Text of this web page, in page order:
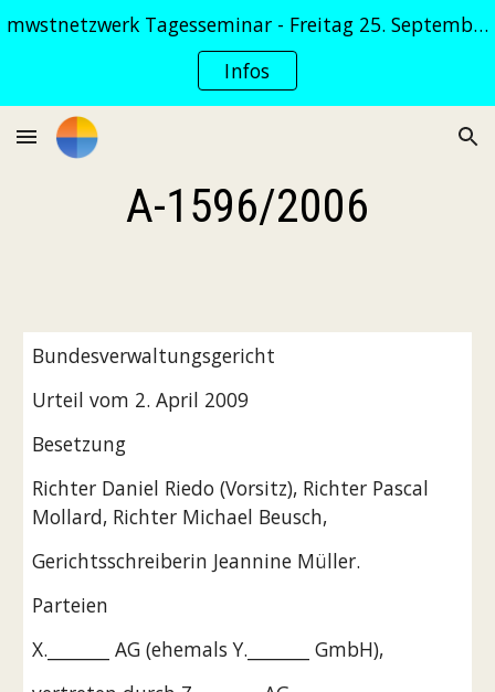
Skip to main content Skip to navigation
mwstnetzwerk Tagesseminar - Freitag 25. September 2026
Infos
A-1596/2006
Bundesverwaltungsgericht
Urteil vom 2. April 2009
Besetzung
Richter Daniel Riedo (Vorsitz), Richter Pascal
Mollard, Richter Michael Beusch,
Gerichtsschreiberin Jeannine Müller.
Parteien
X._______ AG (ehemals Y._______ GmbH),